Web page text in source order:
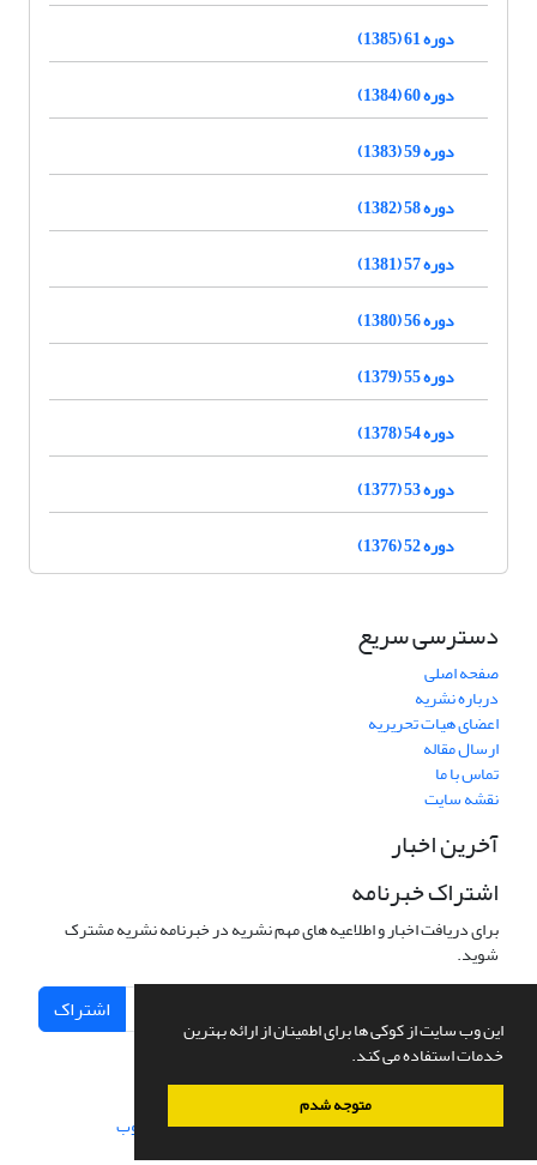
این وب سایت از کوکی ها برای اطمینان از ارائه بهترین
خدمات استفاده می کند.
متوجه شدم
دوره 61 (1385)
دوره 60 (1384)
دوره 59 (1383)
دوره 58 (1382)
دوره 57 (1381)
دوره 56 (1380)
دوره 55 (1379)
دوره 54 (1378)
دوره 53 (1377)
دوره 52 (1376)
دسترسی سریع
صفحه اصلی
درباره نشریه
اعضای هیات تحریریه
ارسال مقاله
تماس با ما
نقشه سایت
آخرین اخبار
اشتراک خبرنامه
برای دریافت اخبار و اطلاعیه های مهم نشریه در خبرنامه نشریه مشترک
شوید.
اشتراک
سامانه مدیریت نشریات علمی.طراحی و پیاده سازی از سیناوب